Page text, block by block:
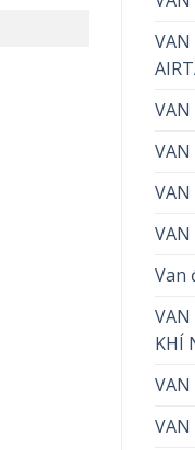
VAN
VAN
VAN
VAN
Van
VAN
KHÍ
VAN
VAN